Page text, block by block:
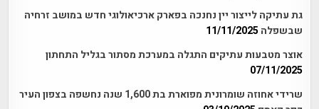
גת עתיקה לייצור יין נחנכה בפארק ארכיאולוגי חדש במושב זרחיה
שבשפלה 11/11/2025
אוצר מטבעות עתיקים התגלה במערכת מסתור בגליל התחתון
07/11/2025
שרידי אחוזה שומרונית מפוארת בת 1,600 שנה נחשפה בצפון העיר